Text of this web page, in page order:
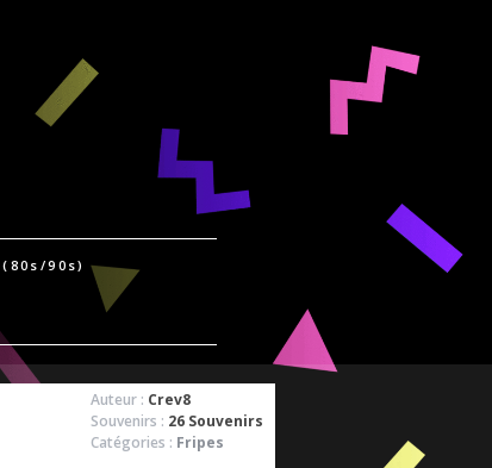
90s)
Auteur : Crev8
Souvenirs : 26 Souvenirs
Catégories : Fripes